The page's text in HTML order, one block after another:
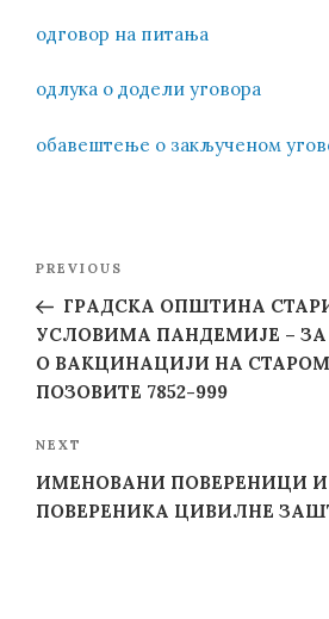
одговор на питања
одлука о додели уговора
обавештење о закљученом
Post
Previous
Post
PREVIOUS
ГРАДСКА ОПШТИНА
УСЛОВИМА ПАНДЕМИЈЕ –
О ВАКЦИНАЦИЈИ НА
ПОЗОВИТЕ 7852-999
Next
Post
NEXT
ИМЕНОВАНИ ПОВЕРЕНИЦИ
ПОВЕРЕНИКА ЦИВИЛНЕ